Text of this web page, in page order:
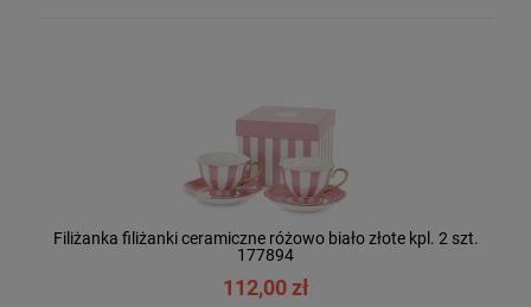
Filiżanka filiżanki ceramiczne różowo biało złote kpl. 2 szt.
177894
112,00 zł